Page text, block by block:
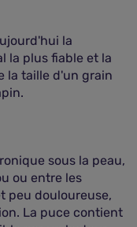
la
la plus fiable et la
la taille d'un grain
sous la peau,
ou entre les
peu douloureuse,
La puce contient